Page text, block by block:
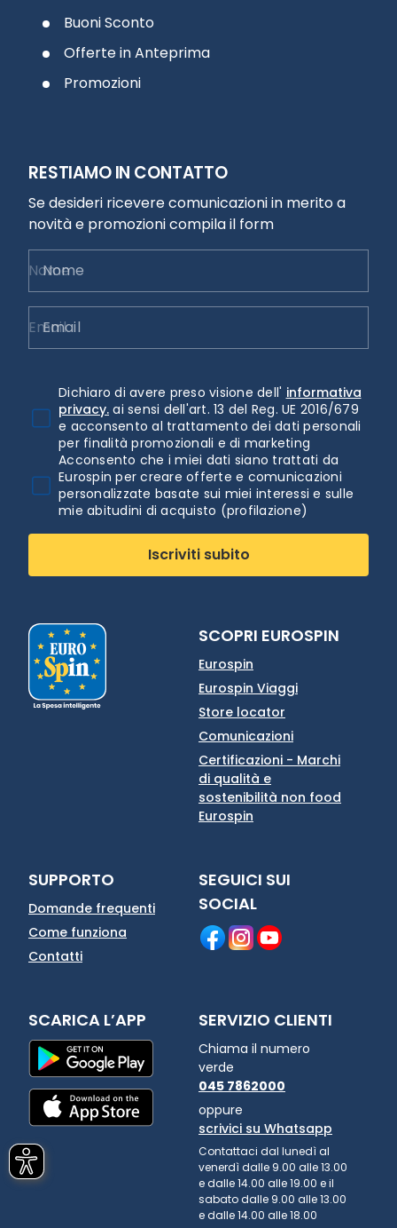
Buoni Sconto
Offerte in Anteprima
Promozioni
RESTIAMO IN CONTATTO
Se desideri ricevere comunicazioni in merito a
novità e promozioni compila il form
Nome
Email
Dichiaro di avere preso visione dell' informativa
privacy. ai sensi dell'art. 13 del Reg. UE 2016/679
e acconsento al trattamento dei dati personali
per finalità promozionali e di marketing
Acconsento che i miei dati siano trattati da
Eurospin per creare offerte e comunicazioni
personalizzate basate sui miei interessi e sulle
mie abitudini di acquisto (profilazione)
Iscriviti subito
SCOPRI EUROSPIN
Eurospin
Eurospin Viaggi
Store locator
Comunicazioni
Certificazioni - Marchi
di qualità e
sostenibilità non food
Eurospin
SUPPORTO
Domande frequenti
Come funziona
Contatti
SEGUICI SUI
SOCIAL
SCARICA L’APP SERVIZIO CLIENTI
Chiama il numero
verde
045 7862000
oppure
scrivici su Whatsapp
Contattaci dal lunedì al
venerdì dalle 9.00 alle 13.00
e dalle 14.00 alle 19.00 e il
sabato dalle 9.00 alle 13.00
e dalle 14.00 alle 18.00